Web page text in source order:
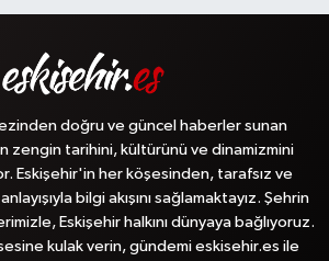
doğru ve güncel haberler sunan
zengin tarihini, kültürünü ve dinamizmini
Eskişehir'in her köşesinden, tarafsız ve
bilgi akışını sağlamaktayız. Şehrin
Eskişehir halkını dünyaya bağlıyoruz.
kulak verin, gündemi eskisehir.es ile